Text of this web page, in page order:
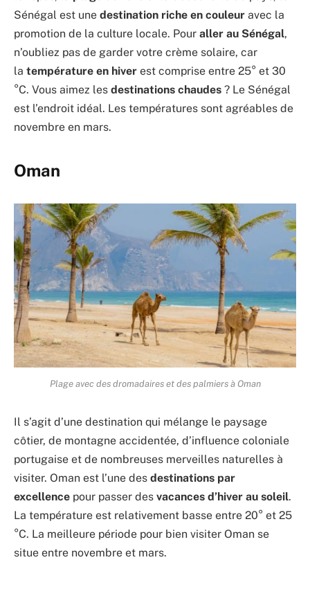
Sénégal est une destination riche en couleur avec la
promotion de la culture locale. Pour aller au Sénégal,
n’oubliez pas de garder votre crème solaire, car
la température en hiver est comprise entre 25° et 30
°C. Vous aimez les destinations chaudes ? Le Sénégal
est l’endroit idéal. Les températures sont agréables de
novembre en mars.
Oman
Plage avec des dromadaires et des palmiers à Oman
Il s’agit d’une destination qui mélange le paysage
côtier, de montagne accidentée, d’influence coloniale
portugaise et de nombreuses merveilles naturelles à
visiter. Oman est l’une des destinations par
excellence pour passer des vacances d’hiver au soleil.
La température est relativement basse entre 20° et 25
°C. La meilleure période pour bien visiter Oman se
situe entre novembre et mars.